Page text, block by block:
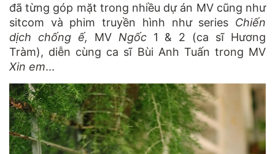
đã từng góp mặt trong nhiều dự án MV cũng như
sitcom và phim truyền hình như series Chiến
dịch chống ế, MV Ngốc 1 & 2 (ca sĩ Hương
Tràm), diễn cùng ca sĩ Bùi Anh Tuấn trong MV
Xin em...